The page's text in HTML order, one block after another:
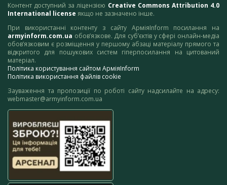
Контент доступний за ліцензією Creative Commons Attribution 4.0
International license якщо не зазначено інше.
При використанні контенту з сайту АрміяInform посилання на
armyinform.com.ua обов’язкове. Для суб’єктів у сфері онлайн-медіа
обов’язковим є розміщення у першому абзаці матеріалу прямого та
відкритого для пошукових систем гіперпосилання на цитований
матеріал.
Політика користування сайтом АрміяInform
Політика використання файлів cookie
Зауваження та пропозиції по роботі сайту надсилайте на адресу:
webmaster@armyinform.com.ua